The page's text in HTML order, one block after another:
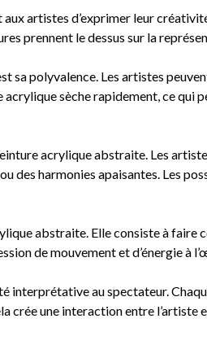
artistes d’exprimer leur
prennent le dessus sur la
sa polyvalence. Les artistes
sèche rapidement, ce qui
acrylique abstraite. Les
des harmonies apaisantes. Les
abstraite. Elle consiste à
de mouvement et d’énergie à
au spectateur.
crée une interaction entre